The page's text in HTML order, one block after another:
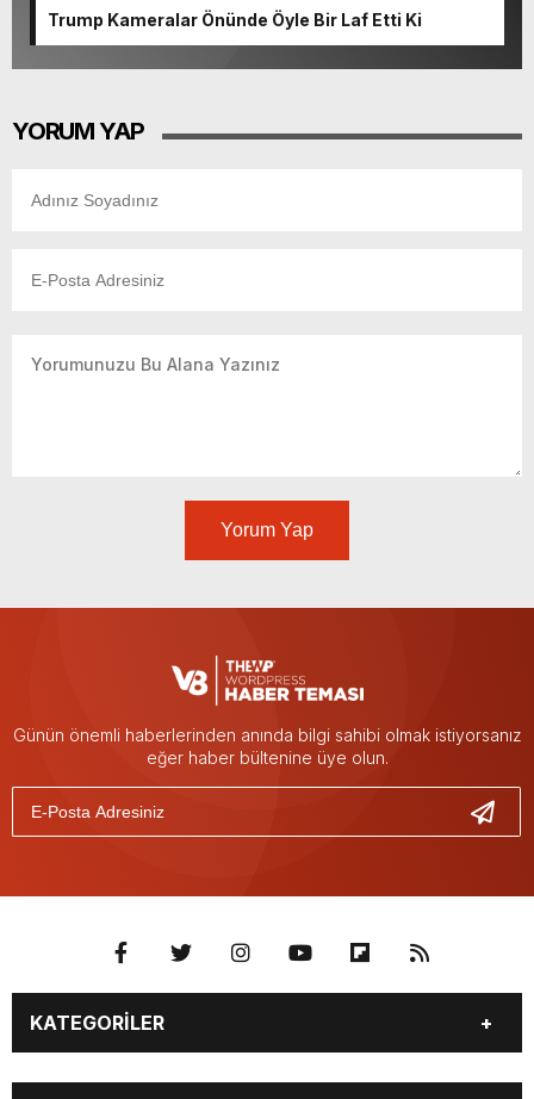
Trump Kameralar Önünde Öyle Bir Laf Etti Ki
YORUM YAP
Yorum Yap
Günün önemli haberlerinden anında bilgi sahibi olmak istiyorsanız
eğer haber bültenine üye olun.
KATEGORİLER
BURÇLAR CANLI BORSA